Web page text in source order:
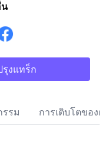
รุงแทร็ก
รม การเติบโตของผู้